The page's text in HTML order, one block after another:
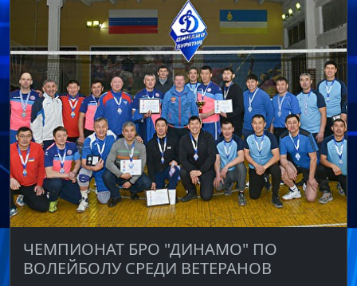
ЧЕМПИОНАТ БРО "ДИНАМО" ПО
ВОЛЕЙБОЛУ СРЕДИ ВЕТЕРАНОВ